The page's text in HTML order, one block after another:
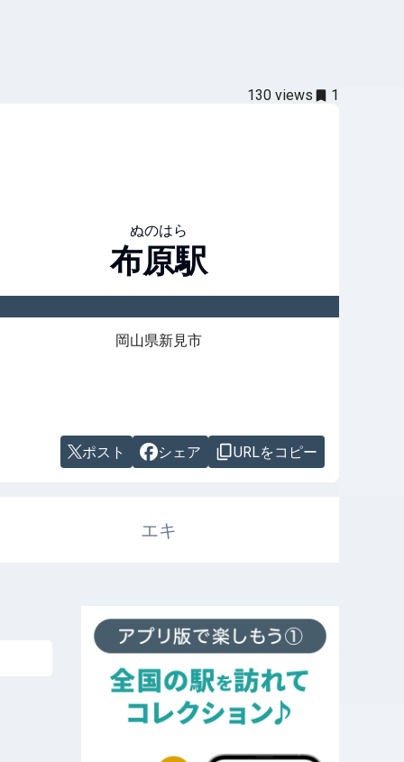
130 views 1
ぬのはら
布原駅
岡山県新見市
ポスト シェア URLをコピー
エキ